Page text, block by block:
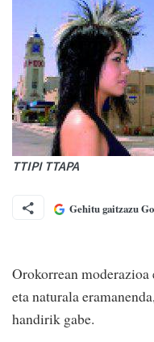
TTIPI TTAPA
Gehitu gaitzazu
Orokorrean
eta naturala
handirik gabe.